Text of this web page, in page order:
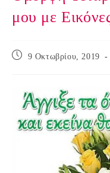
μου με
Post
9 Οκτωβρίου, 2019